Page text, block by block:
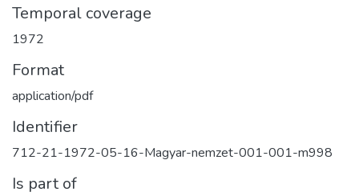
Temporal coverage
1972
Format
application/pdf
Identifier
712-21-1972-05-16-Magyar-nemzet-001-001-m998
Is part of